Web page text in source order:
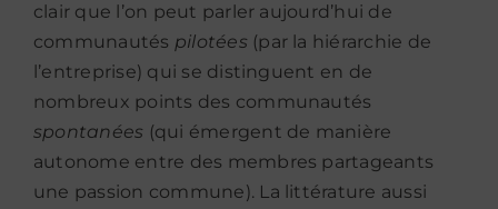
clair que l’on peut parler aujourd’hui de
communautés pilotées (par la hiérarchie de
l’entreprise) qui se distinguent en de
nombreux points des communautés
spontanées (qui émergent de manière
autonome entre des membres partageants
une passion commune). La littérature aussi